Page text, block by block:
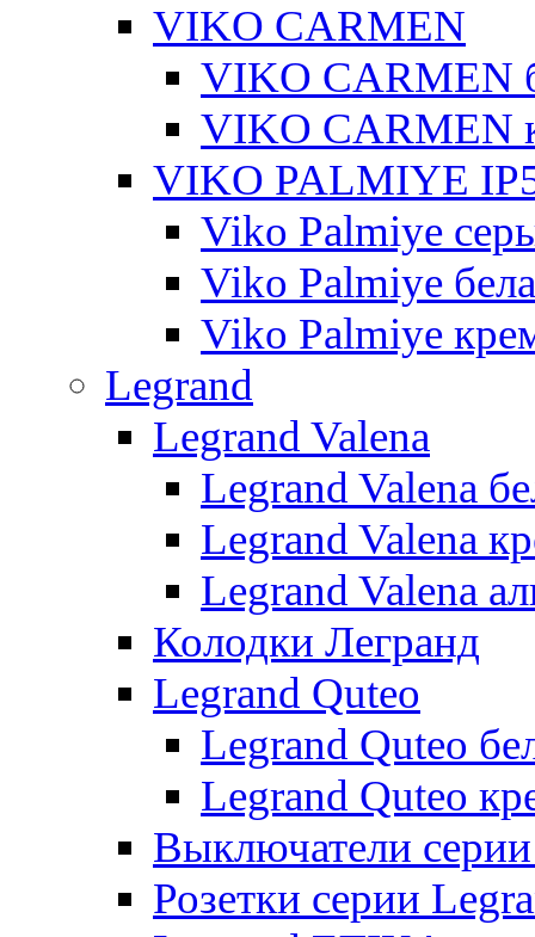
VIKO CARMEN
VIKO CARMEN
VIKO CARMEN
VIKO PALMIYE
Viko Palmiye
Viko Palmiye
Viko Palmiye
Legrand
Legrand Valena
Legrand Valena
Legrand Valena
Legrand Valena
Колодки Легранд
Legrand Quteo
Legrand Quteo
Legrand Quteo
Выключатели
Розетки серии